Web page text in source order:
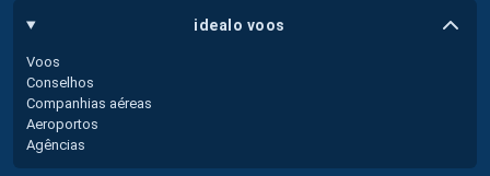
idealo voos
Voos
Conselhos
Companhias aéreas
Aeroportos
Agências